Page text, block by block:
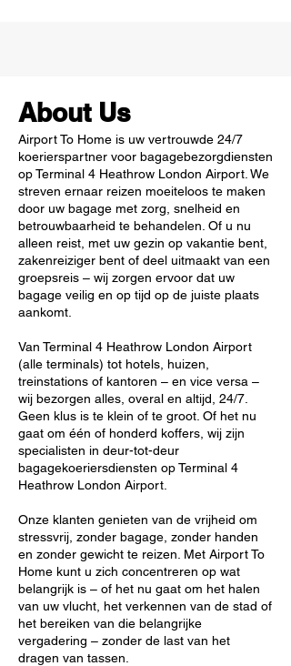
About Us
Airport To Home is uw vertrouwde 24/7
koerierspartner voor bagagebezorgdiensten
op Terminal 4 Heathrow London Airport. We
streven ernaar reizen moeiteloos te maken
door uw bagage met zorg, snelheid en
betrouwbaarheid te behandelen. Of u nu
alleen reist, met uw gezin op vakantie bent,
zakenreiziger bent of deel uitmaakt van een
groepsreis – wij zorgen ervoor dat uw
bagage veilig en op tijd op de juiste plaats
aankomt.
Van Terminal 4 Heathrow London Airport
(alle terminals) tot hotels, huizen,
treinstations of kantoren – en vice versa –
wij bezorgen alles, overal en altijd, 24/7.
Geen klus is te klein of te groot. Of het nu
gaat om één of honderd koffers, wij zijn
specialisten in deur-tot-deur
bagagekoeriersdiensten op Terminal 4
Heathrow London Airport.
Onze klanten genieten van de vrijheid om
stressvrij, zonder bagage, zonder handen
en zonder gewicht te reizen. Met Airport To
Home kunt u zich concentreren op wat
belangrijk is – of het nu gaat om het halen
van uw vlucht, het verkennen van de stad of
het bereiken van die belangrijke
vergadering – zonder de last van het
dragen van tassen.